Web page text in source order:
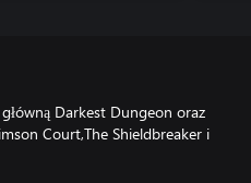
Darkest Dungeon oraz
Court,The Shieldbreaker i